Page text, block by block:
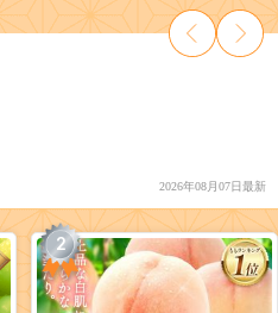
2026年08月07日最新
2